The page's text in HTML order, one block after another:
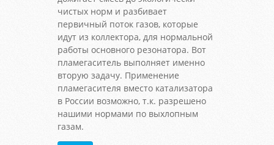
чистых норм и разбивает
первичный поток газов, которые
идут из коллектора, для нормальной
работы основного резонатора. Вот
пламегаситель выполняет именно
вторую задачу. Применение
пламегасителя вместо катализатора
в России возможно, т.к. разрешено
нашими нормами по выхлопным
газам.